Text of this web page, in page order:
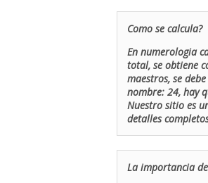
Como se calcula?
En numerologia
total, se obtiene
maestros, se
nombre: 24, hay
Nuestro sitio es
detalles
La importancia